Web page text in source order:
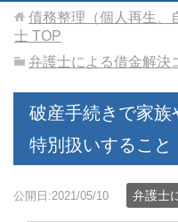
債務整理（個人再生、
士 TOP
弁護士による借金解決
破産手続きで家族
特別扱いすること
公開日:2021/05/10 弁護士